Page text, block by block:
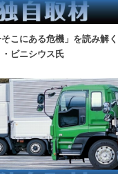
そこにある危機」を読み解
ビニシウス氏